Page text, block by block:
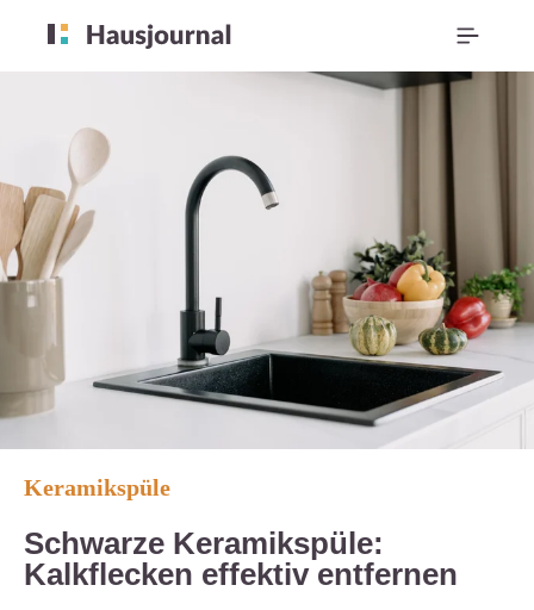
Keramikspüle
Schwarze Keramikspüle:
Kalkflecken effektiv entfernen